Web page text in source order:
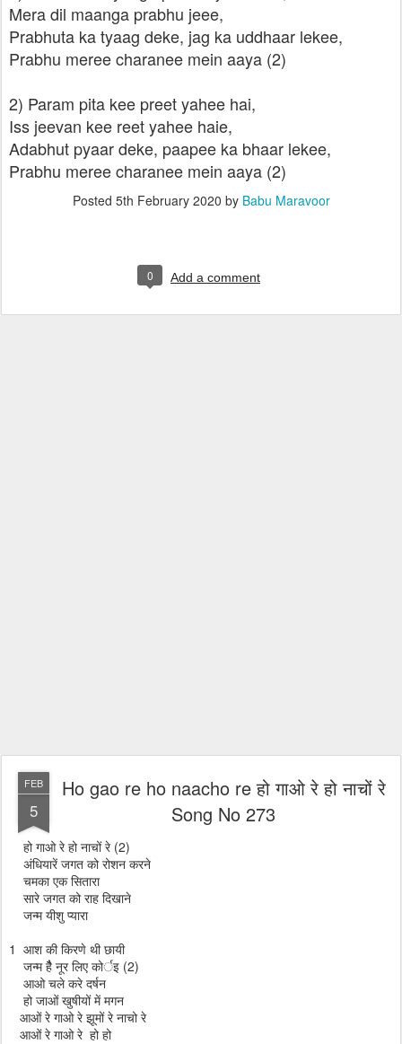
Mera dil maanga prabhu jeee,
Prabhuta ka tyaag deke, jag ka uddhaar lekee,
Prabhu meree charanee mein aaya (2)
2) Param pita kee preet yahee hai,
Iss jeevan kee reet yahee haie,
Adabhut pyaar deke, paapee ka bhaar lekee,
Prabhu meree charanee mein aaya (2)
Posted 5th February 2020 by Babu Maravoor
0 Add a comment
FEB
5
Ho gao re ho naacho re हो गाओ रे हो नाचों रे
Song No 273
हो गाओ रे हो नाचों रे (2)
अंधियारें जगत को रोशन करने
चमका एक सितारा
सारे जगत को राह दिखाने
जन्म यीशु प्यारा
1 आश की किरणे थी छायी
जन्म हैैै नूर लिए कोर्इ (2)
आओ चले करे दर्षन
हो जाओं खुषीयों में मगन
आओं रे गाओ रे झूमों रे नाचो रे
आओं रे गाओ रे हो हो